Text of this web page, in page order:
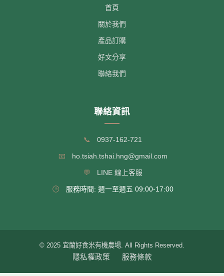
首頁
關於我們
產品訂購
好文分享
聯絡我們
聯絡資訊
📞 0937-162-721
📧 ho.tsiah.tshai.hng@gmail.com
💬 LINE 線上客服
🕒 服務時間: 週一至週五 09:00-17:00
© 2025 宜蘭好食米有機農場. All Rights Reserved.
隱私權政策 服務條款